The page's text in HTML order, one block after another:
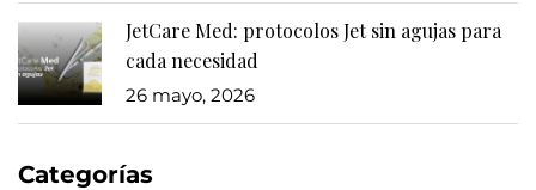
JetCare Med: protocolos Jet sin agujas para
cada necesidad
26 mayo, 2026
Categorías